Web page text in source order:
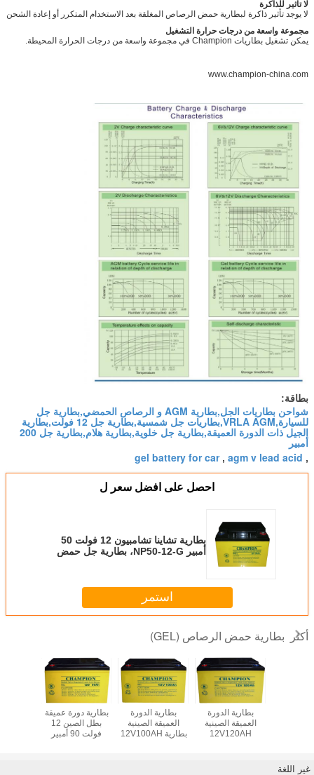
لا تأثير للذاكرة
لا يوجد تأثير ذاكرة لبطارية حمض الرصاص المغلقة بعد الاستخدام المتكرر أو إعادة الشحن
مجموعة واسعة من درجات حرارة التشغيل
يمكن تشغيل بطاريات Champion في مجموعة واسعة من درجات الحرارة المحيطة.
www.champion-china.com
بطاقة:
شواحن بطاريات الجل,بطارية AGM و الرصاص الحمضي,بطارية جل
للسيارة,VRLA AGM,بطاريات جل شمسية,بطارية جل 12 فولت,بطارية
الجيل ذات الدورة العميقة,بطارية جل خلوية,بطارية هلام,بطارية جل 200
أمبير
,
agm v lead acid
,
gel battery for car
احصل على افضل سعر ل
بطارية تشاينا تشامبيون 12 فولت 50
أمبير NP50-12-G، بطارية جل حمض
استمر
أكثر بطارية حمض الرصاص (GEL)
بطارية دورة عميقة
بطل الصين 12
فولت 90 أمبير
بطارية الدورة
العميقة الصينية
بطارية 12V100AH
بطارية الدورة
العميقة الصينية
12V120AH
غير اللغة